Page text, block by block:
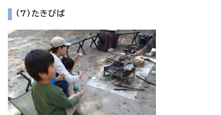
（7）たきびば